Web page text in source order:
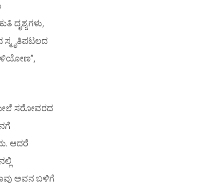
ದೃಶ್ಯಗಳು,
ಸ್ಮೃತಿಪಟಲದ
ಮೇಲೆ ಸರೋವರದ
ಆದರೆ
ಅವನ ಬಳಿಗೆ